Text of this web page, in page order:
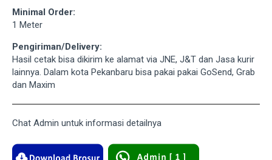
Minimal Order:
1 Meter
Pengiriman/Delivery:
Hasil cetak bisa dikirim ke alamat via JNE, J&T dan Jasa kurir
lainnya. Dalam kota Pekanbaru bisa pakai pakai GoSend, Grab
dan Maxim
Chat Admin untuk informasi detailnya